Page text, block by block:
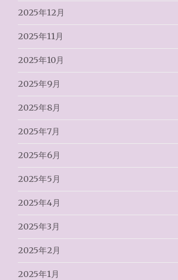
2025年12月
2025年11月
2025年10月
2025年9月
2025年8月
2025年7月
2025年6月
2025年5月
2025年4月
2025年3月
2025年2月
2025年1月